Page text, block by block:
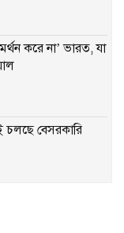
করে না’ ভারত, যা
বেসরকারি